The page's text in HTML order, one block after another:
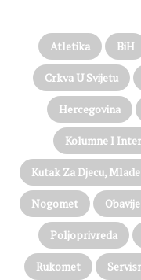
Atletika BiH
Crkva U Svijetu
Hercegovina
Kolumne I
Kutak Za Djecu,
Nogomet
Poljoprivreda
Rukomet